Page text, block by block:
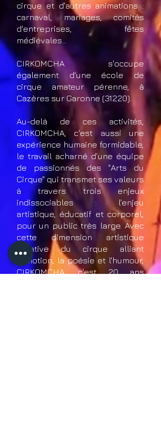
cirque et d'autres animations :
carnaval, mariages, comités
d'entreprises, fêtes
médiévales...
CIRKOMCHA s'occupe
également d'une école de
cirque amateur pérenne, à
Cazères sur Garonne (31220).
Au-delà de ces activités,
CIRKOMCHA, c'est aussi une
expérience humaine formidable,
le travail acharné d'une équipe
de passionnés des "Arts du
Cirque" qui transmet ses valeurs
à travers trois enjeux
indissociables : l'enjeu
artistique, éducatif et corporel,
pour un public très large. Avec
cette dimension artistique
créative du cirque alliant
l'émotion, la poésie et l'humour,
CIRKOMCHA, c'est 20 ans